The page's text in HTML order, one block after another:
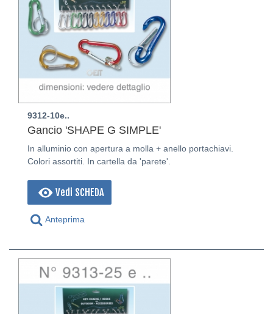
9312-10e..
Gancio 'SHAPE G SIMPLE'
In alluminio con apertura a molla + anello portachiavi.
Colori assortiti. In cartella da 'parete'.
Vedi SCHEDA
Anteprima